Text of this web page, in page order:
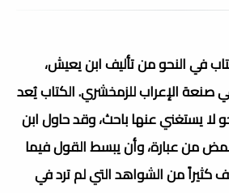
في النحو من تأليف ابن يعيش،
الإعراب للزمخشري. الكتاب يُعد
يستغني عنها باحث، وقد حاول ابن
من عبارة، وأن يبسط القول فيما
كثيراً من الشواهد التي لم ترد في